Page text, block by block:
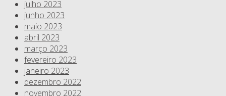
julho 2023
junho 2023
maio 2023
abril 2023
março 2023
fevereiro 2023
janeiro 2023
dezembro 2022
novembro 2022